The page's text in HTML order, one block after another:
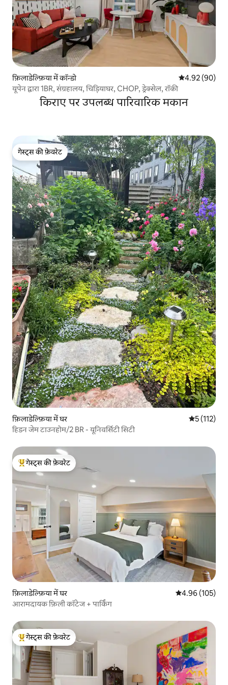
फ़िलाडेल्फ़िया में कॉन्डो औसत रेटिंग 5 में
4.92 (90)
यूपेन द्वारा 1BR, संग्रहालय, चिड़ियाघर, CHOP, ड्रेक्सेल, रॉकी
किराए पर उपलब्ध पारिवारिक मकान
गेस्ट्स की फ़ेवरेट
गेस्ट्स की फ़ेवरेट
फ़िलाडेल्फ़िया में घर औसत रेटिंग 5
5 (112)
हिडन जेम टाउनहोम/2 BR - यूनिवर्सिटी सिटी
गेस्ट्स का टॉप फ़ेवरेट
गेस्ट्स की फ़ेवरेट
फ़िलाडेल्फ़िया में घर औसत रेटिंग 5 में से
4.96 (105)
आरामदायक फ़िली कॉटेज + पार्किंग
गेस्ट्स का टॉप फ़ेवरेट
गेस्ट्स की फ़ेवरेट